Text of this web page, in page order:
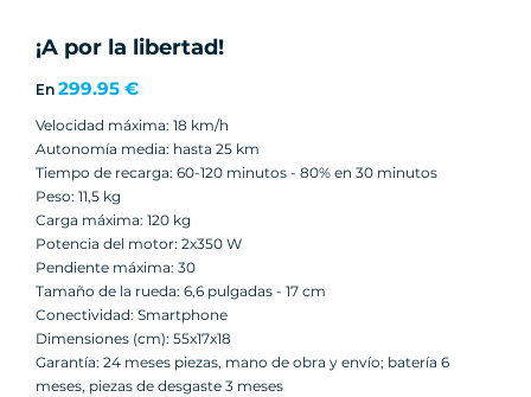
¡A por la libertad!
En 299.95 €
Velocidad máxima: 18 km/h
Autonomía media: hasta 25 km
Tiempo de recarga: 60-120 minutos - 80% en 30 minutos
Peso: 11,5 kg
Carga máxima: 120 kg
Potencia del motor: 2x350 W
Pendiente máxima: 30
Tamaño de la rueda: 6,6 pulgadas - 17 cm
Conectividad: Smartphone
Dimensiones (cm): 55x17x18
Garantía: 24 meses piezas, mano de obra y envío; batería 6
meses, piezas de desgaste 3 meses